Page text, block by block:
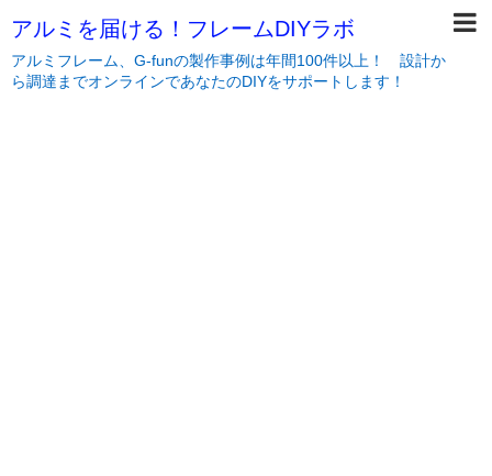
アルミを届ける！フレームDIYラボ
アルミフレーム、G-funの製作事例は年間100件以上！ 設計か
ら調達までオンラインであなたのDIYをサポートします！